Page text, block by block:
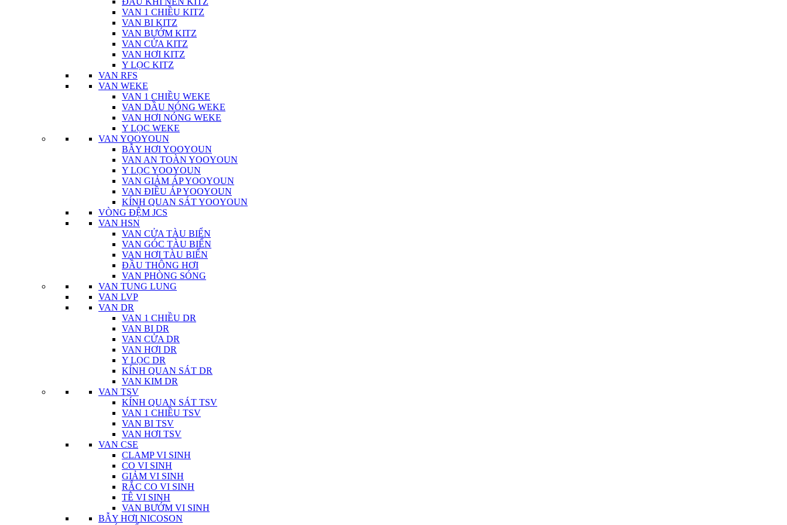
VAN 1 CHIỀU KITZ
VAN BI KITZ
VAN BƯỚM KITZ
VAN CỬA KITZ
VAN HƠI KITZ
Y LỌC KITZ
VAN RFS
VAN WEKE
VAN 1 CHIỀU WEKE
VAN DẦU NÓNG WEKE
VAN HƠI NÓNG WEKE
Y LỌC WEKE
VAN YOOYOUN
BẪY HƠI YOOYOUN
VAN AN TOÀN YOOYOUN
Y LỌC YOOYOUN
VAN GIẢM ÁP YOOYOUN
VAN ĐIỀU ÁP YOOYOUN
KÍNH QUAN SÁT YOOYOUN
VÒNG ĐỆM JCS
VAN HSN
VAN CỬA TÀU BIỂN
VAN GÓC TÀU BIỂN
VAN HƠI TÀU BIỂN
ĐẦU THÔNG HƠI
VAN PHÒNG SÓNG
VAN TUNG LUNG
VAN LVP
VAN DR
VAN 1 CHIỀU DR
VAN BI DR
VAN CỬA DR
VAN HƠI DR
Y LỌC DR
KÍNH QUAN SÁT DR
VAN KIM DR
VAN TSV
KÍNH QUAN SÁT TSV
VAN 1 CHIỀU TSV
VAN BI TSV
VAN HƠI TSV
VAN CSE
CLAMP VI SINH
CO VI SINH
GIẢM VI SINH
RẮC CO VI SINH
TÊ VI SINH
VAN BƯỚM VI SINH
BẪY HƠI NICOSON